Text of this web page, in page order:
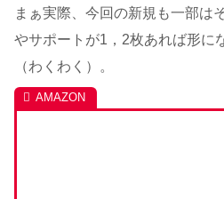
まぁ実際、今回の新規も一部は
やサポートが1，2枚あれば形
（わくわく）。